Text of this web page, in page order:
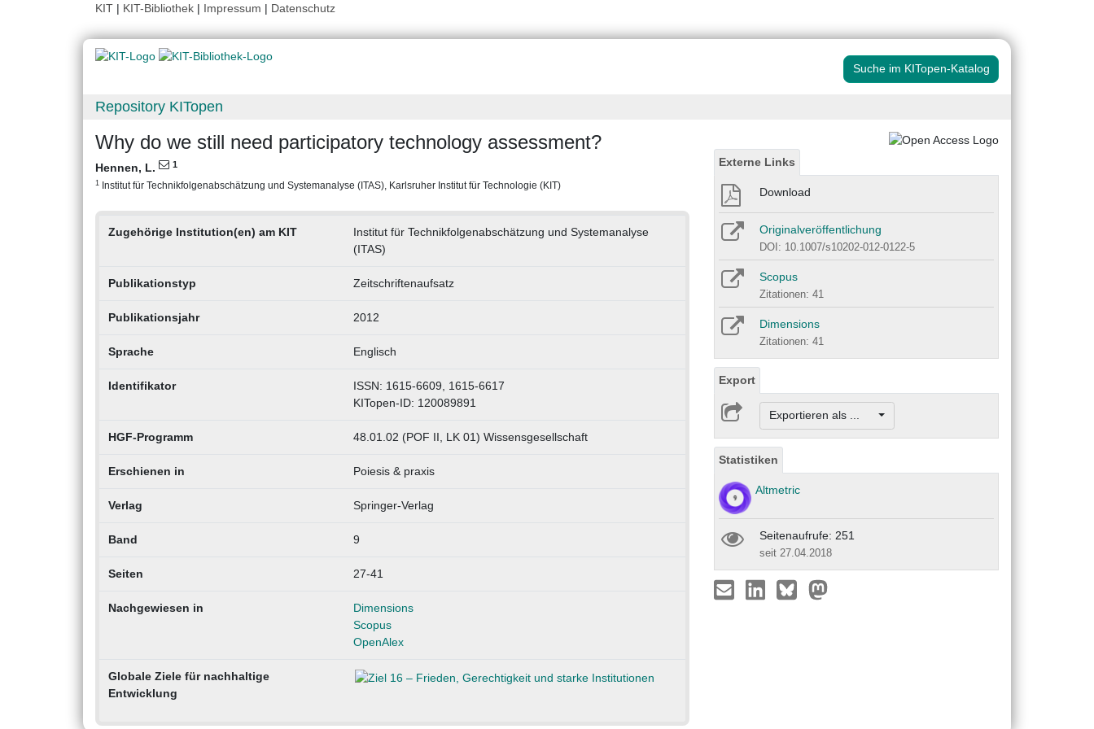
KIT | KIT-Bibliothek | Impressum | Datenschutz
Suche im KITopen-Katalog
Repository KITopen
Why do we still need participatory technology assessment?
Hennen, L. 1
1 Institut für Technikfolgenabschätzung und Systemanalyse (ITAS), Karlsruher Institut für Technologie (KIT)
Zugehörige Institution(en) am KIT
Institut für Technikfolgenabschätzung und Systemanalyse
(ITAS)
Publikationstyp Zeitschriftenaufsatz
Publikationsjahr 2012
Sprache Englisch
Identifikator
ISSN: 1615-6609, 1615-6617
KITopen-ID: 120089891
HGF-Programm 48.01.02 (POF II, LK 01) Wissensgesellschaft
Erschienen in Poiesis & praxis
Verlag Springer-Verlag
Band 9
Seiten 27-41
Nachgewiesen in
Dimensions
Scopus
OpenAlex
Globale Ziele für nachhaltige
Entwicklung
Externe Links
Download
Originalveröffentlichung
DOI: 10.1007/s10202-012-0122-5
Scopus
Zitationen: 41
Dimensions
Zitationen: 41
Export
Exportieren als ...
Statistiken
Altmetric
Seitenaufrufe: 251
seit 27.04.2018